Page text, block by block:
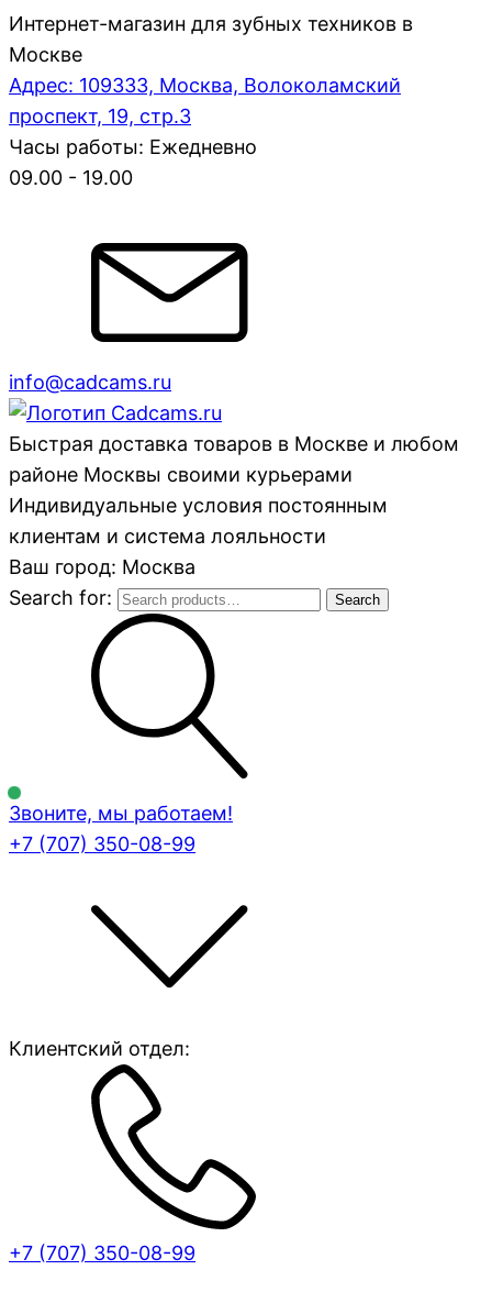
Интернет-магазин для зубных техников в
Москве
Адрес: 109333, Москва, Волоколамский
проспект, 19, стр.3
Часы работы: Ежедневно
09.00 - 19.00
info@cadcams.ru
Быстрая доставка товаров в Москве и любом
районе Москвы своими курьерами
Индивидуальные условия постоянным
клиентам и система лояльности
Ваш город: Москва
Search for:
Search
Звоните, мы работаем!
+7 (707) 350-08-99
Клиентский отдел:
+7 (707) 350-08-99